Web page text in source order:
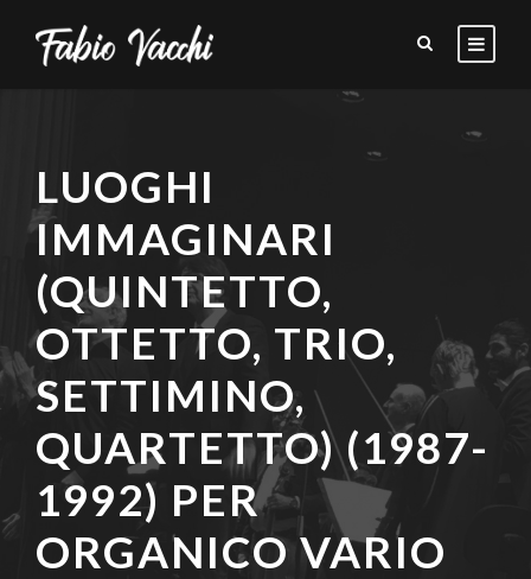
LUOGHI
IMMAGINARI
(QUINTETTO,
OTTETTO, TRIO,
SETTIMINO,
QUARTETTO) (1987-
1992) PER
ORGANICO VARIO